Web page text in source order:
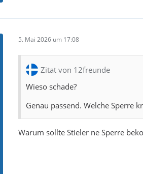
5. Mai 2026 um 17:08
Zitat von 12freunde
Wieso schade?
Genau passend. Welche Sperre
Warum sollte Stieler ne Sperre